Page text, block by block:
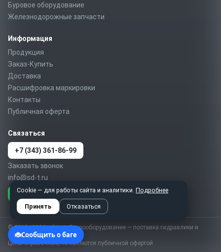
Буровое оборудование
Железнодорожные запчасти
Информация
Продукция
Заказ-Купить
Доставка
Расшифровка маркировки
Контакты
Публичная оферта
Связаться
+7 (343) 361-86-99
Заказать звонок
info@sd-t.ru
WhatsApp Telegram MAX
© 2010–2026 sd-t.ru · Гидрооборудование — поставка гидравлики и
пневматики по России
Цены справочные, не являются публичной офертой
Cookie — для работы сайта и аналитики. Подробнее
Принять Отказаться